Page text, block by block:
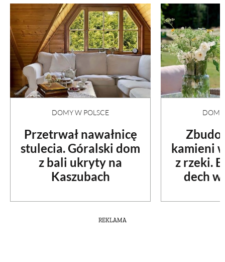
DOMY W POLSCE
Przetrwał nawałnicę
stulecia. Góralski dom
z bali ukryty na
Kaszubach
DOMY
kamieni
z rzeki.
dech
REKLAMA